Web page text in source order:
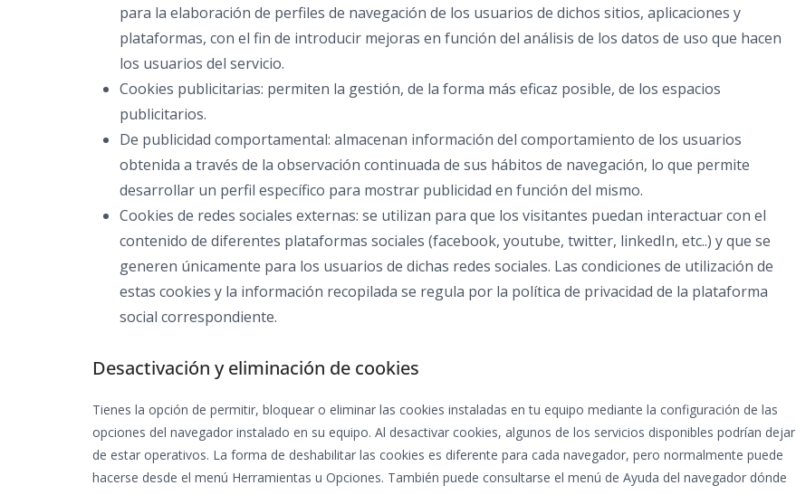
para la elaboración de perfiles de navegación de los usuarios de dichos sitios, aplicaciones y
plataformas, con el fin de introducir mejoras en función del análisis de los datos de uso que hacen
los usuarios del servicio.
Cookies publicitarias: permiten la gestión, de la forma más eficaz posible, de los espacios
publicitarios.
De publicidad comportamental: almacenan información del comportamiento de los usuarios
obtenida a través de la observación continuada de sus hábitos de navegación, lo que permite
desarrollar un perfil específico para mostrar publicidad en función del mismo.
Cookies de redes sociales externas: se utilizan para que los visitantes puedan interactuar con el
contenido de diferentes plataformas sociales (facebook, youtube, twitter, linkedIn, etc..) y que se
generen únicamente para los usuarios de dichas redes sociales. Las condiciones de utilización de
estas cookies y la información recopilada se regula por la política de privacidad de la plataforma
social correspondiente.
Desactivación y eliminación de cookies
Tienes la opción de permitir, bloquear o eliminar las cookies instaladas en tu equipo mediante la configuración de las
opciones del navegador instalado en su equipo. Al desactivar cookies, algunos de los servicios disponibles podrían dejar
de estar operativos. La forma de deshabilitar las cookies es diferente para cada navegador, pero normalmente puede
hacerse desde el menú Herramientas u Opciones. También puede consultarse el menú de Ayuda del navegador dónde